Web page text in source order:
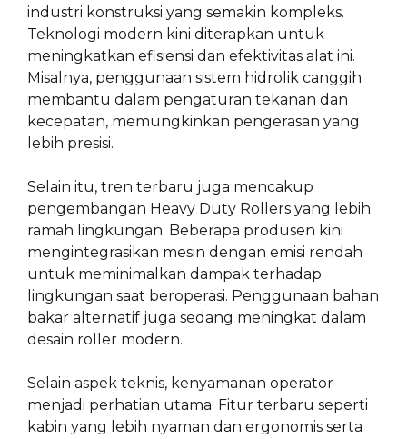
industri konstruksi yang semakin kompleks.
Teknologi modern kini diterapkan untuk
meningkatkan efisiensi dan efektivitas alat ini.
Misalnya, penggunaan sistem hidrolik canggih
membantu dalam pengaturan tekanan dan
kecepatan, memungkinkan pengerasan yang
lebih presisi.
Selain itu, tren terbaru juga mencakup
pengembangan Heavy Duty Rollers yang lebih
ramah lingkungan. Beberapa produsen kini
mengintegrasikan mesin dengan emisi rendah
untuk meminimalkan dampak terhadap
lingkungan saat beroperasi. Penggunaan bahan
bakar alternatif juga sedang meningkat dalam
desain roller modern.
Selain aspek teknis, kenyamanan operator
menjadi perhatian utama. Fitur terbaru seperti
kabin yang lebih nyaman dan ergonomis serta